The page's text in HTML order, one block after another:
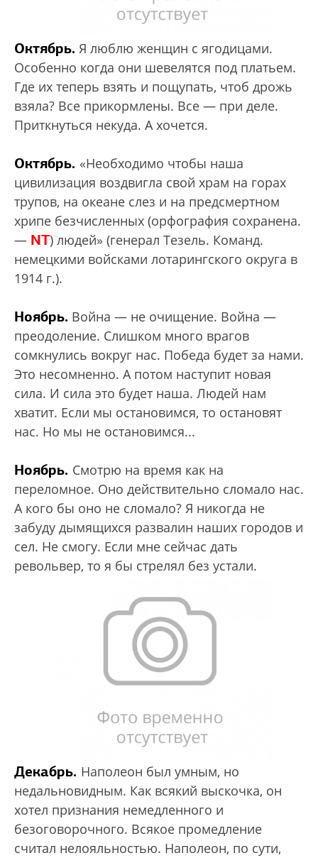
Октябрь. Я люблю женщин с ягодицами.
Особенно когда они шевелятся под платьем.
Где их теперь взять и пощупать, чтоб дрожь
взяла? Все прикормлены. Все — при деле.
Приткнуться некуда. А хочется.
Октябрь. «Необходимо чтобы наша
цивилизация воздвигла свой храм на горах
трупов, на океане слез и на предсмертном
хрипе безчисленных (орфография сохранена.
— NT) людей» (генерал Тезель. Команд.
немецкими войсками лотарингского округа в
1914 г.).
Ноябрь. Война — не очищение. Война —
преодоление. Слишком много врагов
сомкнулись вокруг нас. Победа будет за нами.
Это несомненно. А потом наступит новая
сила. И сила это будет наша. Людей нам
хватит. Если мы остановимся, то остановят
нас. Но мы не остановимся...
Ноябрь. Смотрю на время как на
переломное. Оно действительно сломало нас.
А кого бы оно не сломало? Я никогда не
забуду дымящихся развалин наших городов и
сел. Не смогу. Если мне сейчас дать
револьвер, то я бы стрелял без устали.
Декабрь. Наполеон был умным, но
недальновидным. Как всякий выскочка, он
хотел признания немедленного и
безоговорочного. Всякое промедление
считал нелояльностью. Наполеон, по сути,